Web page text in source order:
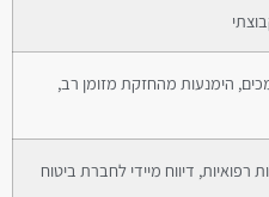
הימנעות מהחזקת מזומן רב,
דיווח מיידי לחברת ביטוח